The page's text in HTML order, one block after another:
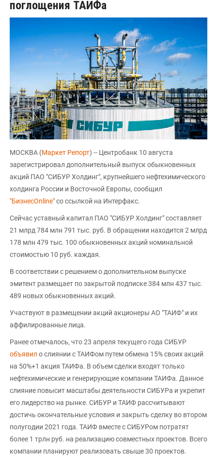
поглощения ТАИФа
МОСКВА (Маркет Репорт) -- Центробанк 10 августа
зарегистрировал дополнительный выпуск обыкновенных
акций ПАО "СИБУР Холдинг", крупнейшего нефтехимического
холдинга России и Восточной Европы, сообщил
"БизнесOnline"со ссылкой на Интерфакс.
Сейчас уставный капитал ПАО "СИБУР Холдинг" составляет
21 млрд 784 млн 791 тыс. руб. В обращении находится 2 млрд
178 млн 479 тыс. 100 обыкновенных акций номинальной
стоимостью 10 руб. каждая.
В соответствии с решением о дополнительном выпуске
эмитент размещает по закрытой подписке 384 млн 437 тыс.
489 новых обыкновенных акций.
Участвуют в размещении акций акционеры АО "ТАИФ" и их
аффилированные лица.
Ранее отмечалось, что 23 апреля текущего года СИБУР
объявил о слиянии с ТАИФом путем обмена 15% своих акций
на 50%+1 акция ТАИФа. В объем сделки входят только
нефтехимические и генерирующие компании ТАИФа. Данное
слияние повысит масштабы деятельности СИБУРа и укрепит
его лидерство на рынке. СИБУР и ТАИФ рассчитывают
достичь окончательные условия и закрыть сделку во втором
полугодии 2021 года. ТАИФ вместе с СИБУРом потратят
более 1 трлн руб. на реализацию совместных проектов. Всего
компании планируют реализовать свыше 30 проектов.